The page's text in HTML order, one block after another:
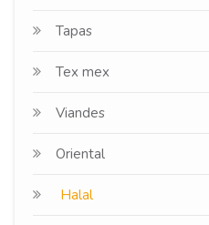
Tapas
Tex mex
Viandes
Oriental
Halal